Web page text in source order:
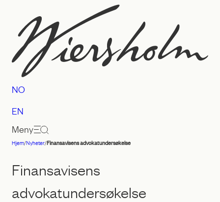
innhold
Advokatfirmaet
Wiersholm
NO
EN
Meny
Hjem/Nyheter/Finansavisens advokatundersøkelse
Finansavisens
advokatundersøkelse